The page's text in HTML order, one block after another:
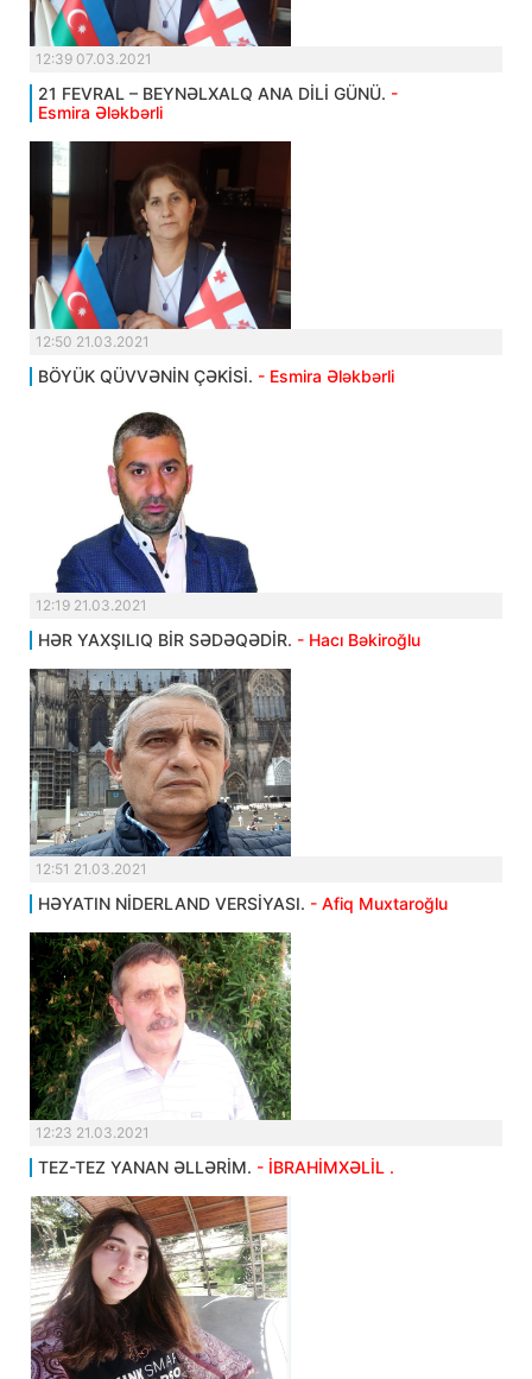
12:39 07.03.2021
21 FEVRAL – BEYNƏLXALQ ANA DİLİ GÜNÜ. -
Esmira Ələkbərli
12:50 21.03.2021
BÖYÜK QÜVVƏNİN ÇƏKİSİ. - Esmira Ələkbərli
12:19 21.03.2021
HƏR YAXŞILIQ BİR SƏDƏQƏDİR. - Hacı Bəkiroğlu
12:51 21.03.2021
HƏYATIN NİDERLAND VERSİYASI. - Afiq Muxtaroğlu
12:23 21.03.2021
TEZ-TEZ YANAN ƏLLƏRİM. - İBRAHİMXƏLİL .